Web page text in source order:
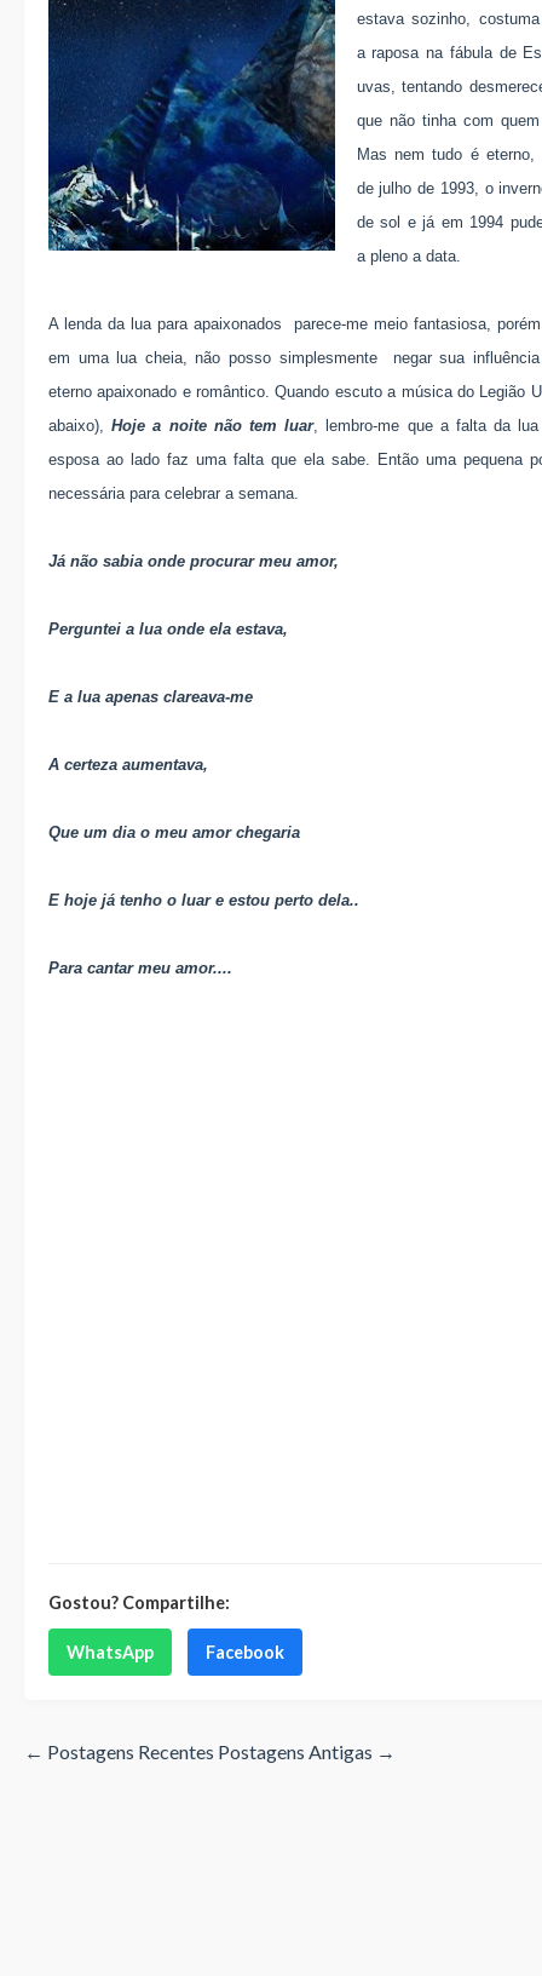
estava sozinho,
a raposa na fábula de
uvas, tentando
que não tinha com quem
Mas nem tudo é
de julho de 1993, o
de sol e já em 1994
a pleno a data.
A lenda da lua para apaixonados parece-me meio fantasiosa,
em uma lua cheia, não posso simplesmente negar sua
eterno apaixonado e romântico. Quando escuto a música do Legião
abaixo),Hoje a noite não tem luar, lembro-me que a falta da
esposa ao lado faz uma falta que ela sabe. Então uma pequena
necessária para celebrar a semana.
Já não sabia onde procurar meu amor,
Perguntei a lua onde ela estava,
E a lua apenas clareava-me
A certeza aumentava,
Que um dia o meu amor chegaria
E hoje já tenho o luar e estou perto dela..
Para cantar meu amor....
Gostou? Compartilhe:
WhatsApp Facebook
← Postagens Recentes Postagens Antigas →